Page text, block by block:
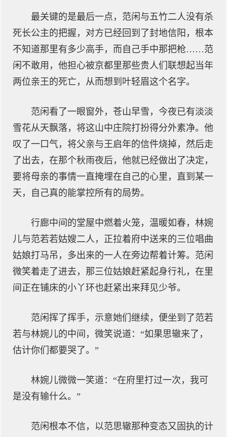
最关键的是最后一点，范闲与五竹二人没有杀
死长公主的把握，对方已经回到了封地信阳，根本
不知道那里有多少高手，而自己手中那把枪……范
闲不敢用，他担心被京都里那些贵人们联想起当年
两位亲王的死亡，从而想到叶轻眉这个名字。
范闲看了一眼窗外，苍山早雪，今夜已有淡淡
雪花从天飘落，将这山中庄院打扮得分外素净。他
叹了一口气，将父亲与王启年的信件烧掉，然后走
了出去，在那个秋雨夜后，他就已经做出了决定，
要将母亲的事情一直掩埋在自己的心里，直到某一
天，自己真的能掌控所有的局势。
行廊中间的堂屋中燃着火笼，温暖如春，林婉
儿与范若若姑嫂二人，正拉着府中送来的三位唱曲
姑娘打马吊，多出来的一人在旁边帮着计筹。范闲
微笑着走了进去，那三位姑娘赶紧起身行礼，在里
间正在铺床的小丫环也赶紧出来拜见少爷。
范闲挥了挥手，示意她们继续，便坐到了范若
若与林婉儿的中间，微笑说道：“如果思辙来了，
估计你们都要哭了。”
林婉儿微微一笑道：“在府里打过一次，我可
是没有输什么。”
范闲根本不信，以范思辙那种变态又固执的计